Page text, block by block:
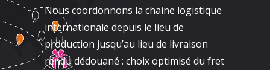
Nous coordonnons la chaine logistique
internationale depuis le lieu de
production jusqu’au lieu de livraison
rendu dédouané : choix optimisé du fret